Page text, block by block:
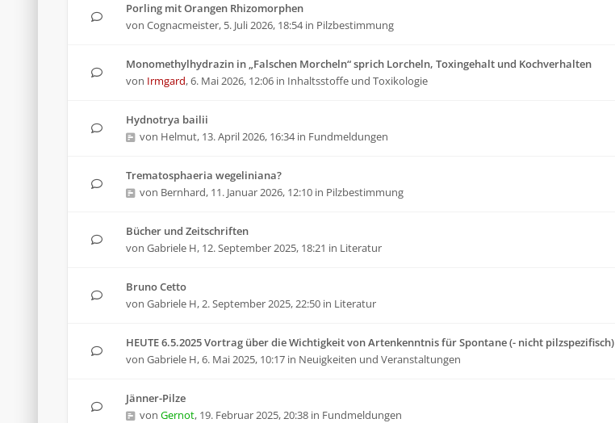
Porling mit Orangen Rhizomorphen
von Cognacmeister, 5. Juli 2026, 18:54in Pilzbestimmung
Monomethylhydrazin in „Falschen Morcheln“ sprich Lorcheln, Toxingehalt und Kochverhalten
von Irmgard,6. Mai 2026, 12:06 in Inhaltsstoffe und Toxikologie
Hydnotrya bailii
von Helmut, 13. April 2026, 16:34in Fundmeldungen
Trematosphaeria wegeliniana?
von Bernhard, 11. Januar 2026, 12:10 in Pilzbestimmung
Bücher und Zeitschriften
von Gabriele H, 12. September 2025, 18:21 in Literatur
Bruno Cetto
von Gabriele H,2. September 2025, 22:50 in Literatur
HEUTE 6.5.2025 Vortrag über die Wichtigkeit von Artenkenntnis für Spontane (- nicht pilzspezifisch)
von Gabriele H,6. Mai 2025, 10:17 in Neuigkeiten und Veranstaltungen
Jänner-Pilze
von Gernot, 19. Februar 2025, 20:38 in Fundmeldungen